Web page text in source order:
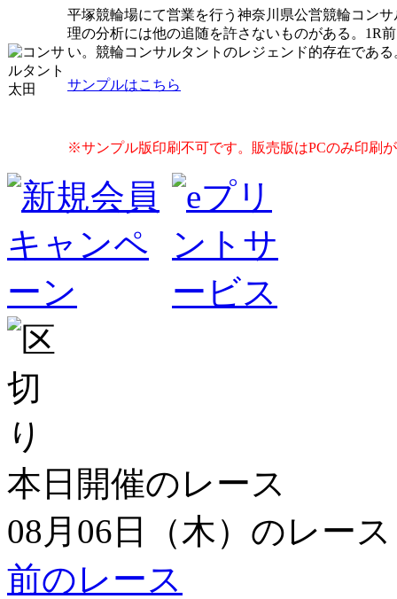
平塚競輪場にて営業を行う神奈川県公営競輪コン
理の分析には他の追随を許さないものがある。1R
い。競輪コンサルタントのレジェンド的存在である
サンプルはこちら
※サンプル版印刷不可です。販売版はPCのみ印刷
本日開催のレース
08月06日（木）のレース
前のレース